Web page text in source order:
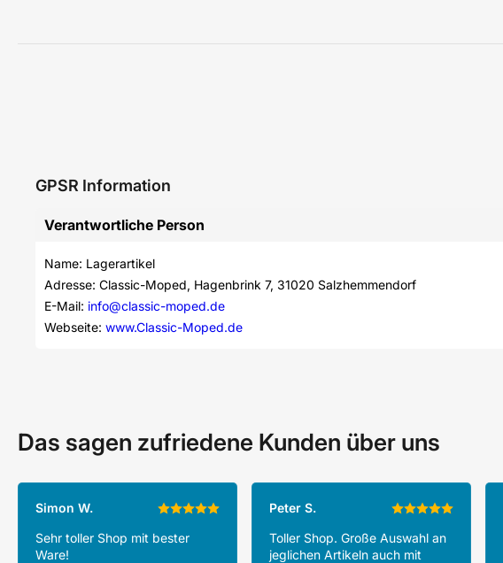
GPSR Information
Verantwortliche Person
Name: Lagerartikel
Adresse: Classic-Moped, Hagenbrink 7, 31020 Salzhemmendorf
E-Mail: info@classic-moped.de
Webseite: www.Classic-Moped.de
Das sagen zufriedene Kunden über uns
Simon W.
Sehr toller Shop mit bester
Ware!
Peter S.
Toller Shop. Große Auswahl an
jeglichen Artikeln auch mit